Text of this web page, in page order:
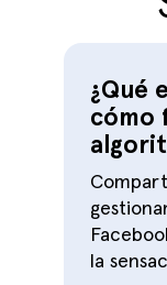
¿Qué
cómo
la